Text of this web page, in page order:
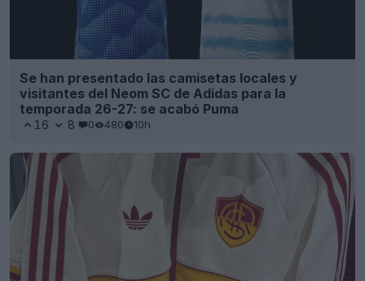
Se han presentado las camisetas locales y
visitantes del Neom SC de Adidas para la
temporada 26-27: se acabó Puma
16 8 0 480 10h